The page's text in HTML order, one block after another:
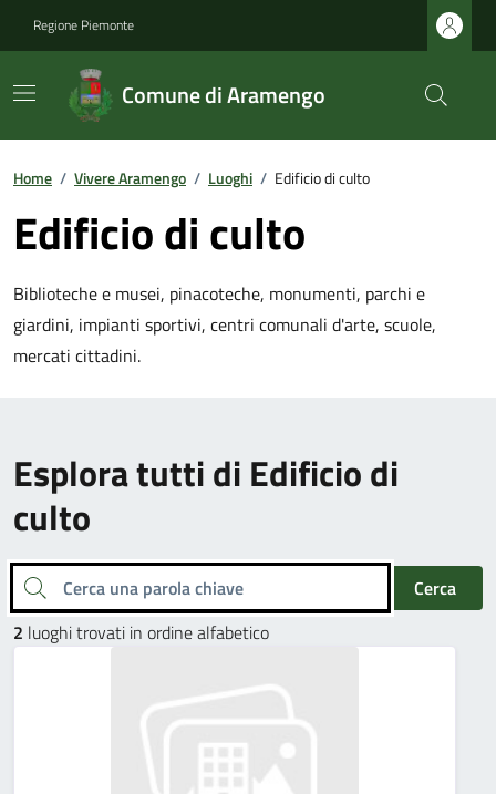
Regione Piemonte
Comune di Aramengo
Home / Vivere Aramengo / Luoghi / Edificio di culto
Edificio di culto
Biblioteche e musei, pinacoteche, monumenti, parchi e
giardini, impianti sportivi, centri comunali d'arte, scuole,
mercati cittadini.
Esplora tutti di Edificio di
culto
Cerca una parola chiave
Cerca
2 luoghi trovati in ordine alfabetico